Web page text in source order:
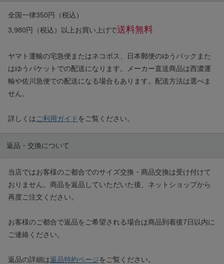
全国一律350円（税込）
3,980円（税込）以上お買い上げで送料無料
ヤマト運輸の宅急便またはネコポス、日本郵便のゆうパックまた
はゆうパケットでの配送になります。メーカー直送商品は西濃運
輸や佐川急便での配送になる場合もあります。配送方法は選べま
せん。
詳しくはご利用ガイド をご覧ください。
返品・交換について
当店ではお客様のご都合でのサイズ交換・商品交換は受け付けて
おりません。商品を返品していただいた後、ネットショップから
再度ご注文ください。
お客様のご都合で返品をご希望される場合は商品到着後7日以内に
ご連絡ください。
返品の詳細は返品特約ページをご覧ください。